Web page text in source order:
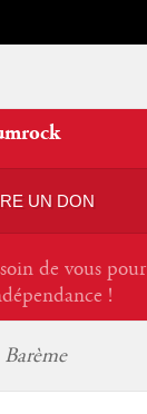
UN DON
de vous pour
!
Barème